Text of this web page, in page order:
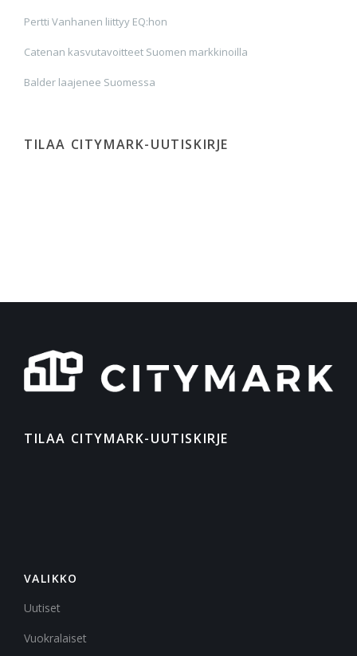
Pertti Vanhanen liittyy EQ:hon
Catenan kasvutavoitteet Suomen markkinoilla
Balder laajenee Suomessa
TILAA CITYMARK-UUTISKIRJE
TILAA CITYMARK-UUTISKIRJE
VALIKKO
Uutiset
Vuokralaiset